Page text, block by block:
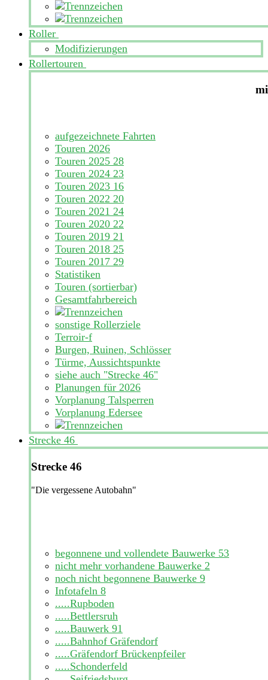
Roller
Modifizierungen
Rollertouren
aufgezeichnete Fahrten
Touren 2026
Touren 2025 28
Touren 2024 23
Touren 2023 16
Touren 2022 20
Touren 2021 24
Touren 2020 22
Touren 2019 21
Touren 2018 25
Touren 2017 29
Statistiken
Touren (sortierbar)
Gesamtfahrbereich
sonstige Rollerziele
Terroir-f
Burgen, Ruinen, Schlösser
Türme, Aussichtspunkte
siehe auch "Strecke 46"
Planungen für 2026
Vorplanung Talsperren
Vorplanung Edersee
Strecke 46
Strecke 46
"Die vergessene Autobahn"
begonnene und vollendete Bauwerke 53
nicht mehr vorhandene Bauwerke 2
noch nicht begonnene Bauwerke 9
Infotafeln 8
.....Rupboden
.....Bettlersruh
.....Bauwerk 91
.....Bahnhof Gräfendorf
.....Gräfendorf Brückenpfeiler
.....Schonderfeld